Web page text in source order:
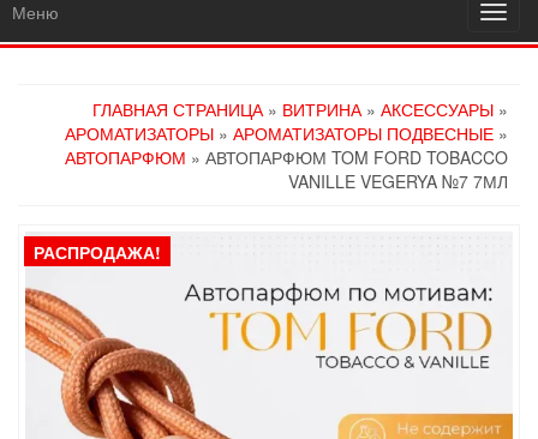
Меню
ГЛАВНАЯ СТРАНИЦА» ВИТРИНА» АКСЕССУАРЫ »
АРОМАТИЗАТОРЫ » АРОМАТИЗАТОРЫ ПОДВЕСНЫЕ »
АВТОПАРФЮМ » АВТОПАРФЮМ TOM FORD TOBACCO
VANILLE VEGERYA №7 7МЛ
РАСПРОДАЖА!